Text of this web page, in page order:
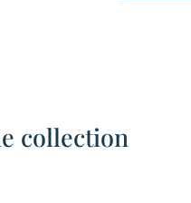
collection